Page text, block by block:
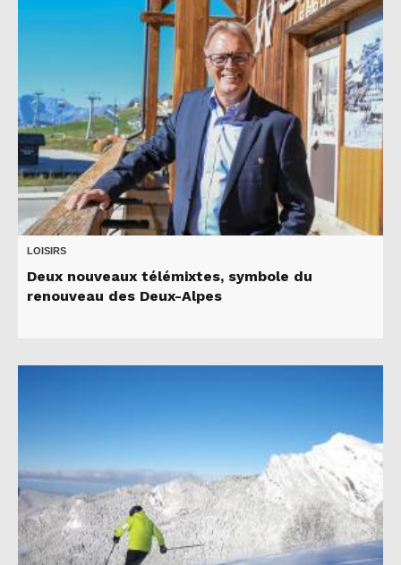
LOISIRS
Deux nouveaux télémixtes, symbole du
renouveau des Deux-Alpes